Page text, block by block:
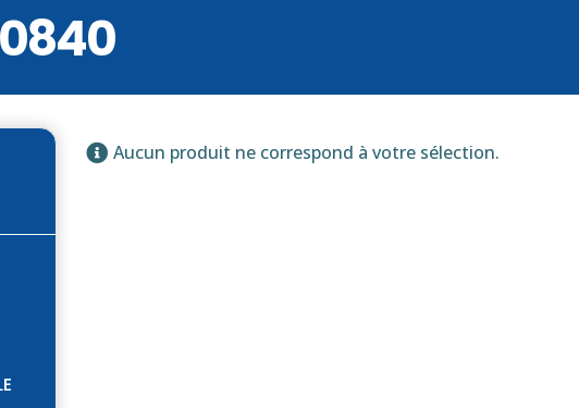
Aucun produit ne correspond à votre sélection.